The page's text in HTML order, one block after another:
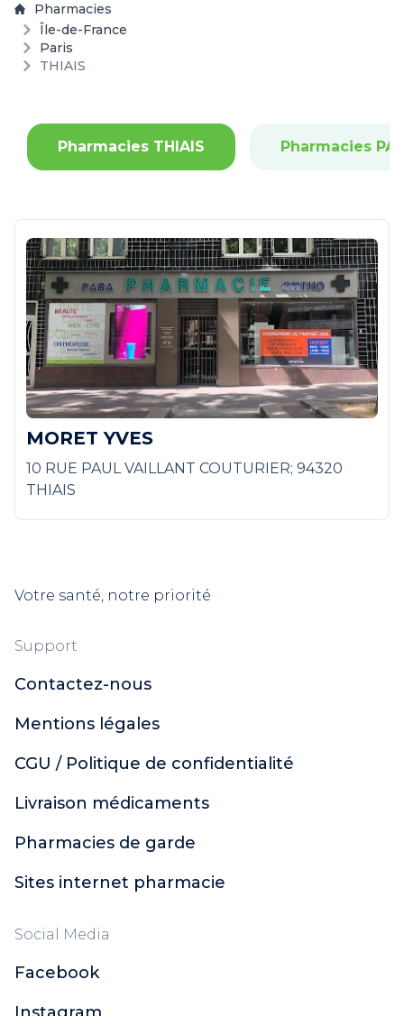
Pharmacies
Île-de-France
Paris
THIAIS
Pharmacies THIAIS Pharmacies
MORET YVES
10 RUE PAUL VAILLANT COUTURIER; 94320
THIAIS
Votre santé, notre priorité
Support
Contactez-nous
Mentions légales
CGU / Politique de confidentialité
Livraison médicaments
Pharmacies de garde
Sites internet pharmacie
Social Media
Facebook